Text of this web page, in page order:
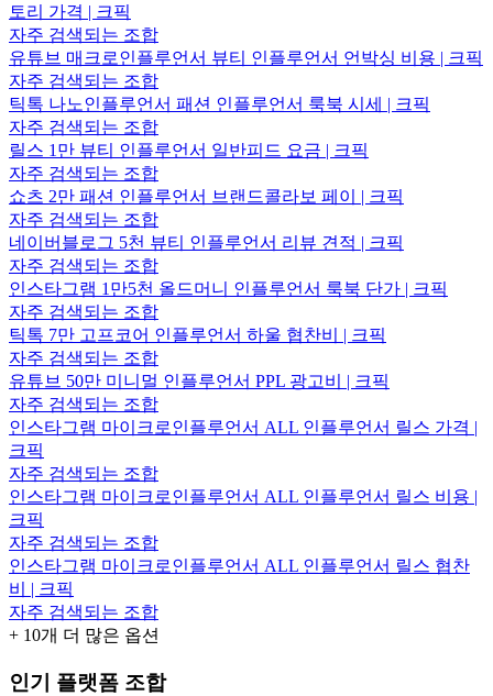
토리 가격 | 크픽
자주 검색되는 조합
유튜브 매크로인플루언서 뷰티 인플루언서 언박싱 비용 | 크픽
자주 검색되는 조합
틱톡 나노인플루언서 패션 인플루언서 룩북 시세 | 크픽
자주 검색되는 조합
릴스 1만 뷰티 인플루언서 일반피드 요금 | 크픽
자주 검색되는 조합
쇼츠 2만 패션 인플루언서 브랜드콜라보 페이 | 크픽
자주 검색되는 조합
네이버블로그 5천 뷰티 인플루언서 리뷰 견적 | 크픽
자주 검색되는 조합
인스타그램 1만5천 올드머니 인플루언서 룩북 단가 | 크픽
자주 검색되는 조합
틱톡 7만 고프코어 인플루언서 하울 협찬비 | 크픽
자주 검색되는 조합
유튜브 50만 미니멀 인플루언서 PPL 광고비 | 크픽
자주 검색되는 조합
인스타그램 마이크로인플루언서 ALL 인플루언서 릴스 가격 |
크픽
자주 검색되는 조합
인스타그램 마이크로인플루언서 ALL 인플루언서 릴스 비용 |
크픽
자주 검색되는 조합
인스타그램 마이크로인플루언서 ALL 인플루언서 릴스 협찬
비 | 크픽
자주 검색되는 조합
+ 10개 더 많은 옵션
인기 플랫폼 조합